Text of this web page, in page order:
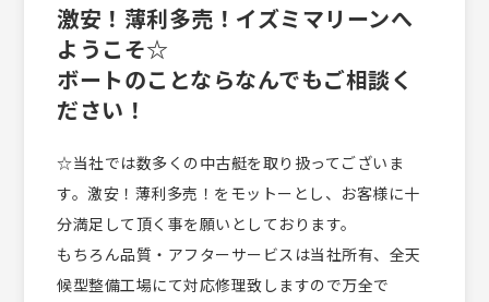
激安！薄利多売！イズミマリーンへ
ようこそ☆
ボートのことならなんでもご相談く
ださい！
☆当社では数多くの中古艇を取り扱ってございま
す。激安！薄利多売！をモットーとし、お客様に十
分満足して頂く事を願いとしております。
もちろん品質・アフターサービスは当社所有、全天
候型整備工場にて対応修理致しますので万全で